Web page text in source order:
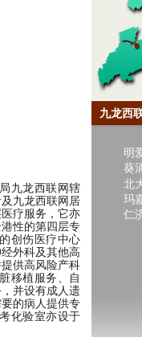
九龙西联网辖
九龙西联网居
疗服务，它亦
性的第四层专
创伤医疗中心
外科及其他高
供高风险产科
移植服务、自
并设有成人遗
的病人提供专
化验室亦设于
九龙西
明
葵
北
玛
仁